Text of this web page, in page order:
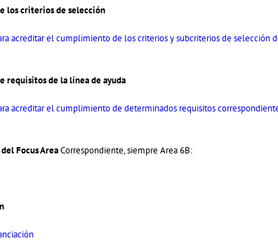
los criterios de selección
acreditar el cumplimiento de los criterios y subcriterios de selección
requisitos de la línea de ayuda
acreditar el cumplimiento de determinados requisitos
Focus AreaCorrespondiente, siempre Area 6B: